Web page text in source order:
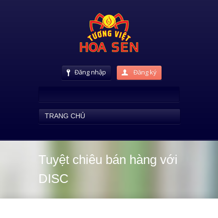
Đăng nhập Đăng ký
TRANG CHỦ
Tuyệt chiêu bán hàng với
DISC